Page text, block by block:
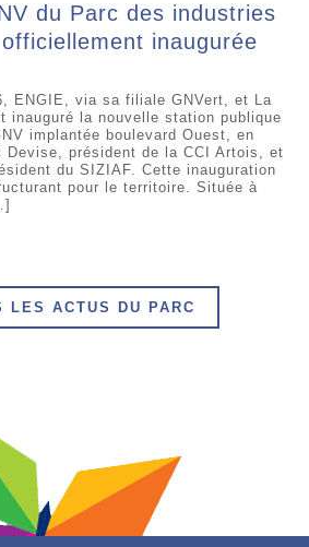
du Parc des industries
inaugurée
ENGIE, via sa filiale GNVert, et La
inauguré la nouvelle station publique
implantée boulevard Ouest, en
Devise, président de la CCI Artois, et
du SIZIAF. Cette inauguration
pour le territoire. Située à
LES ACTUS DU PARC